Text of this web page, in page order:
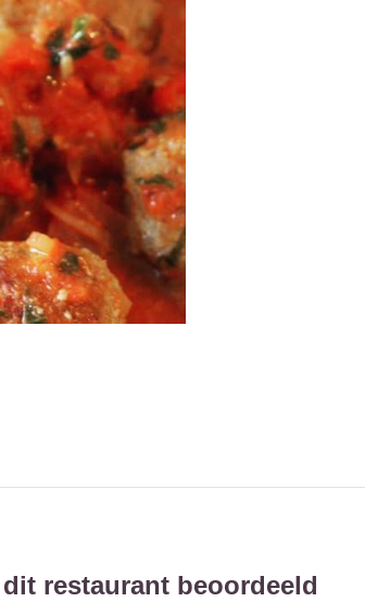
restaurant beoordeeld